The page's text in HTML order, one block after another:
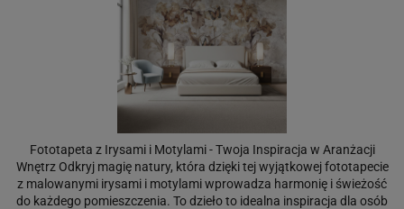
Fototapeta z Irysami i Motylami - Twoja Inspiracja w Aranżacji
Wnętrz Odkryj magię natury, która dzięki tej wyjątkowej fototapecie
z malowanymi irysami i motylami wprowadza harmonię i świeżość
do każdego pomieszczenia. To dzieło to idealna inspiracja dla osób